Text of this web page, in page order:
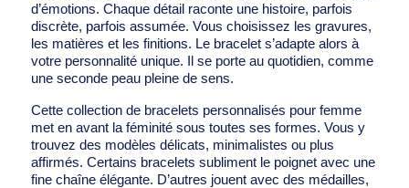
d’émotions. Chaque détail raconte une histoire, parfois
discrète, parfois assumée. Vous choisissez les gravures,
les matières et les finitions. Le bracelet s’adapte alors à
votre personnalité unique. Il se porte au quotidien, comme
une seconde peau pleine de sens.
Cette collection de bracelets personnalisés pour femme
met en avant la féminité sous toutes ses formes. Vous y
trouvez des modèles délicats, minimalistes ou plus
affirmés. Certains bracelets subliment le poignet avec une
fine chaîne élégante. D’autres jouent avec des médailles,